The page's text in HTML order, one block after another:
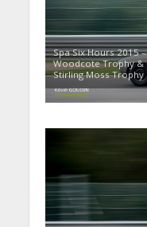
Spa Six Hours 2015 –
Woodcote Trophy &
Stirling Moss Trophy